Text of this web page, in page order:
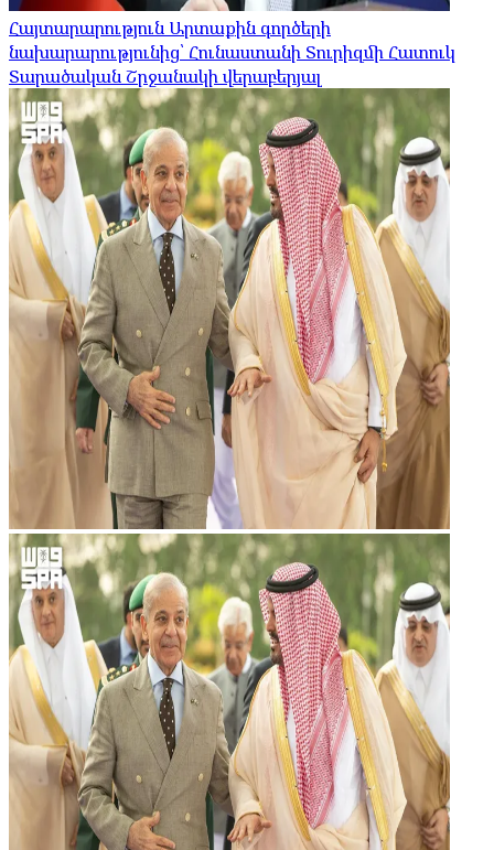
Հայտարարություն Արտաքին գործերի
նախարարությունից՝ Հունաստանի Տուրիզմի Հատուկ
Տարածական Շրջանակի վերաբերյալ